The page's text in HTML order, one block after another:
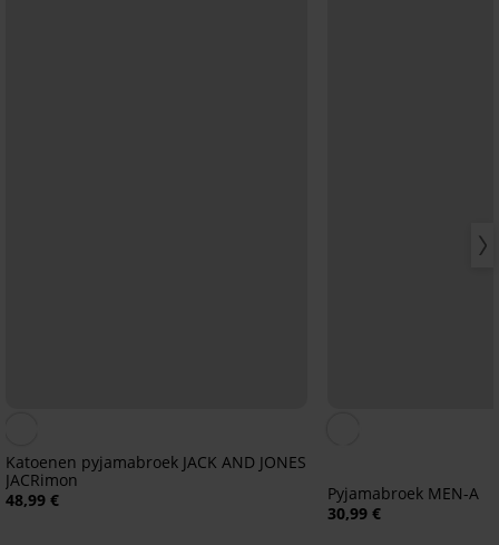
Katoenen pyjamabroek JACK AND JONES
JACRimon
48,99 €
Pyjamabroek MEN-A
30,99 €